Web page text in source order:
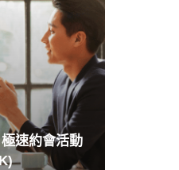
速約會活動